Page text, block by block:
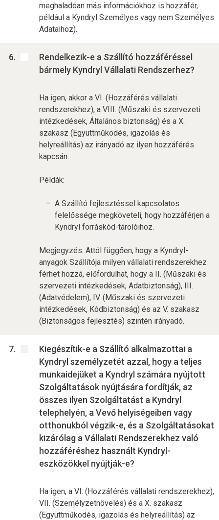
meghaladóan más információkhoz is hozzáfér,
például a Kyndryl Személyes vagy nem Személyes
Adataihoz).
Rendelkezik-e a Szállító hozzáféréssel
bármely Kyndryl Vállalati Rendszerhez?
Ha igen, akkor a VI. (Hozzáférés vállalati
rendszerekhez), a VIII. (Műszaki és szervezeti
intézkedések, Általános biztonság) és a X.
szakasz (Együttműködés, igazolás és
helyreállítás) az irányadó az ilyen hozzáférés
kapcsán.
Példák:
A Szállító fejlesztéssel kapcsolatos
felelőssége megköveteli, hogy hozzáférjen a
Kyndryl forráskód-tárolóihoz.
Megjegyzés: Attól függően, hogy a Kyndryl-
anyagok Szállítója milyen vállalati rendszerekhez
férhet hozzá, előfordulhat, hogy a II. (Műszaki és
szervezeti intézkedések, Adatbiztonság), III.
(Adatvédelem), IV. (Műszaki és szervezeti
intézkedések, Kódbiztonság) és az V. szakasz
(Biztonságos fejlesztés) szintén irányadó.
Kiegészítik-e a Szállító alkalmazottai a
Kyndryl személyzetét azzal, hogy a teljes
munkaidejüket a Kyndryl számára nyújtott
Szolgáltatások nyújtására fordítják, az
összes ilyen Szolgáltatást a Kyndryl
telephelyén, a Vevő helyiségeiben vagy
otthonukból végzik-e, és a Szolgáltatásokat
kizárólag a Vállalati Rendszerekhez való
hozzáféréshez használt Kyndryl-
eszközökkel nyújtják-e?
Ha igen, a VI. (Hozzáférés vállalati rendszerekhez),
VII. (Személyzetnövelés) és a X. szakasz
(Együttműködés, igazolás és helyreállítás) az